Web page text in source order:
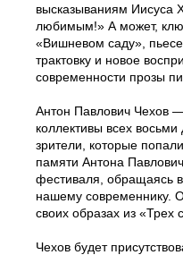
высказываниям Иисуса
любимым!» А может,
«Вишневом саду»,
трактовку и новое
современности прозы
Антон Павлович Чехов
коллективы всех
зрители, которые
памяти Антона
фестиваля, обращаясь
нашему современнику.
своих образах из
Чехов будет